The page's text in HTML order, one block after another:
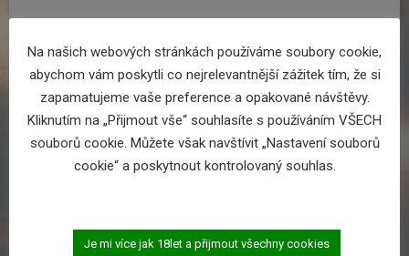
Související produkty
Hlavńovina 45 ACP L 650x30mm
2880Kč
hlavnovina 9mm Flobert 520x20mm
Na našich webových stránkách používáme soubory cookie,
abychom vám poskytli co nejrelevantnější zážitek tím, že si
zapamatujeme vaše preference a opakované návštěvy.
Kliknutím na „Přijmout vše“ souhlasíte s používáním VŠECH
souborů cookie. Můžete však navštívit „Nastavení souborů
cookie“ a poskytnout kontrolovaný souhlas.
Je mi více jak 18let a přijmout všechny cookies